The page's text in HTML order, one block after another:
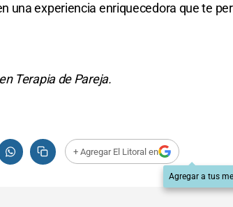
una experiencia enriquecedora que te
Terapia de Pareja.
+ Agregar El Litoral en
Agregar a tus